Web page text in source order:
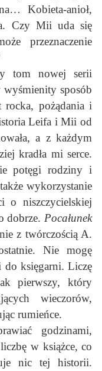
Kobieta-anioł,
Czy Mii uda się
przeznaczenie
tom nowej serii
sposób
pożądania i
Leifa i Mii od
a z każdym
kradła mi serce.
potęgi rodziny i
wykorzystanie
o niszczycielskiej
dobrze. Pocałunek
z twórczością A.
Nie mogę
do księgarni. Liczę
pierwszy, który
wieczorów,
rumieńce.
godzinami,
w książce, co
nic tej historii.